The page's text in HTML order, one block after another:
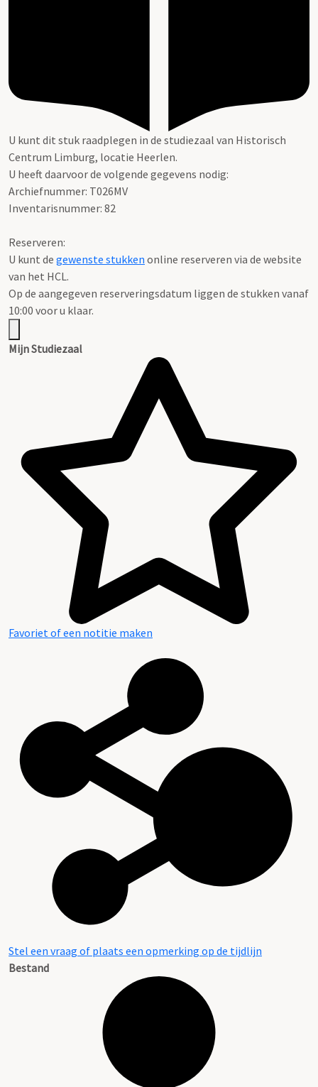
U kunt dit stuk raadplegen in de studiezaal van Historisch
Centrum Limburg, locatie Heerlen.
U heeft daarvoor de volgende gegevens nodig:
Archiefnummer: T026MV
Inventarisnummer: 82
Reserveren:
U kunt de gewenste stukken online reserveren via de website
van het HCL.
Op de aangegeven reserveringsdatum liggen de stukken vanaf
10:00 voor u klaar.
Mijn Studiezaal
Favoriet of een notitie maken
Stel een vraag of plaats een opmerking op de tijdlijn
Bestand